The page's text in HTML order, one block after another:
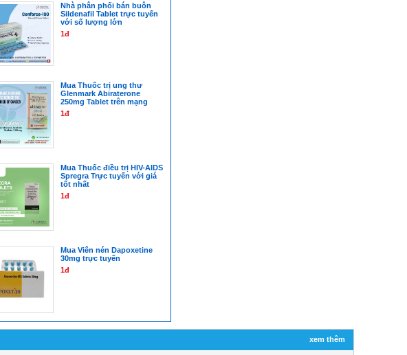
Nhà phân phối bán buôn
Sildenafil Tablet trực tuyến
với số lượng lớn
1đ
Mua Thuốc trị ung thư
Glenmark Abiraterone
250mg Tablet trên mạng
1đ
Mua Thuốc điều trị HIV-AIDS
Spregra Trực tuyến với giá
tốt nhất
1đ
Mua Viên nén Dapoxetine
30mg trực tuyến
1đ
xem thêm